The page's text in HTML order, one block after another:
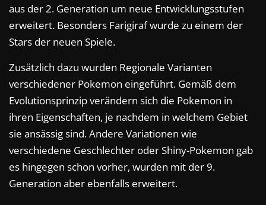
aus der 2. Generation um neue Entwicklungsstufen
erweitert. Besonders Farigiraf wurde zu einem der
Stars der neuen Spiele.
Zusätzlich dazu wurden Regionale Varianten
verschiedener Pokemon eingeführt. Gemäß dem
Evolutionsprinzip verändern sich die Pokemon in
ihren Eigenschaften, je nachdem in welchem Gebiet
sie ansässig sind. Andere Variationen wie
verschiedene Geschlechter oder Shiny-Pokemon gab
es hingegen schon vorher, wurden mit der 9.
Generation aber ebenfalls erweitert.